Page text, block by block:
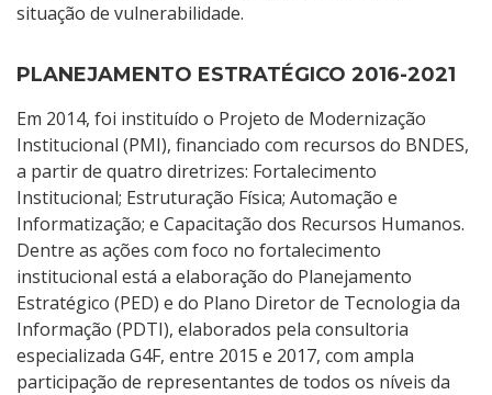
situação de vulnerabilidade.
PLANEJAMENTO ESTRATÉGICO 2016-2021
Em 2014, foi instituído o Projeto de Modernização
Institucional (PMI), financiado com recursos do BNDES,
a partir de quatro diretrizes: Fortalecimento
Institucional; Estruturação Física; Automação e
Informatização; e Capacitação dos Recursos Humanos.
Dentre as ações com foco no fortalecimento
institucional está a elaboração do Planejamento
Estratégico (PED) e do Plano Diretor de Tecnologia da
Informação (PDTI), elaborados pela consultoria
especializada G4F, entre 2015 e 2017, com ampla
participação de representantes de todos os níveis da